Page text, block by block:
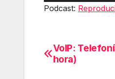
Podcast:
VoIP:
hora)